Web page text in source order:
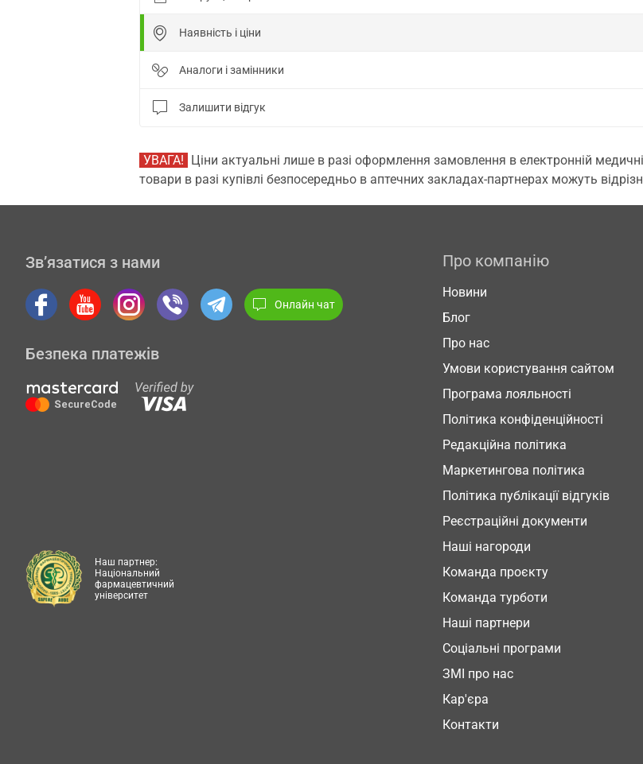
Наявність і ціни
Аналоги і замінники
Залишити відгук
УВАГА! Ціни актуальні лише в разі оформлення замовлення в електронній
товари в разі купівлі безпосередньо в аптечних закладах-партнерах можуть
Зв’язатися з нами
Онлайн чат
Безпека платежів
Про компанію
Новини
Блог
Про нас
Умови користування сайтом
Програма лояльності
Політика конфіденційності
Редакційна політика
Маркетингова політика
Політика публікації відгуків
Реєстраційні документи
Наші нагороди
Команда проєкту
Команда турботи
Наші партнери
Соціальні програми
ЗМІ про нас
Кар'єра
Контакти
Наш партнер:
Національний
фармацевтичний
університет